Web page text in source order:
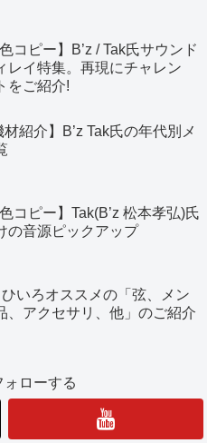
コピー】B’z / Tak氏サウンド
レイ特集。再現にチャレン
をご紹介!
材紹介】B’z Tak氏の年代別メ
コピー】Tak(B’z 松本孝弘)氏
の音源ピックアップ
いろオススメの「弦、メン
、アクセサリ、他」のご紹介
ォローする